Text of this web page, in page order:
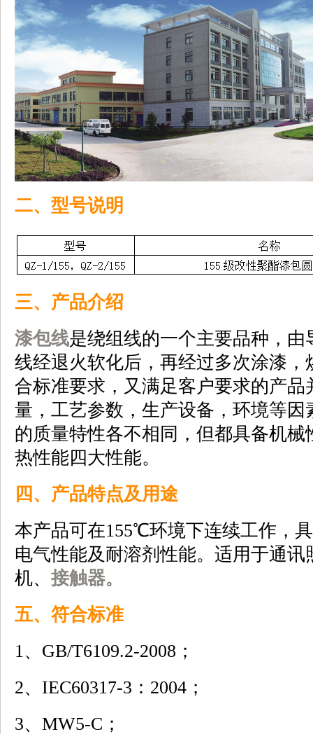
二、型号说明
三、产品介绍
漆包线是绕组线的一个主要品种，
线经退火软化后，再经过多次涂漆
合标准要求，又满足客户要求的产
量，工艺参数，生产设备，环境等
的质量特性各不相同，但都具备机
热性能四大性能。
四、产品特点及用途
本产品可在155℃环境下连续工作，
电气性能及耐溶剂性能。适用于通
机、 接触器。
五、符合标准
1、GB/T6109.2-2008；
2、IEC60317-3：2004；
3、MW5-C；